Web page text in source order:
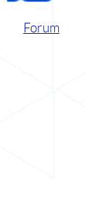
Forum